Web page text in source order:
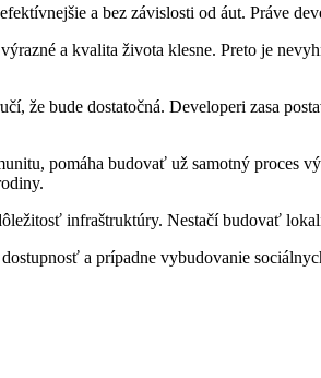
a bez závislosti od áut. Práve
a kvalita života klesne. Preto je
že bude dostatočná. Developeri zasa
pomáha budovať už samotný proces
infraštruktúry. Nestačí budovať
a prípadne vybudovanie